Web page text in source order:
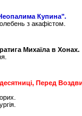
Купина".
з акафістом.
Михаїла в Хонах.
Перед